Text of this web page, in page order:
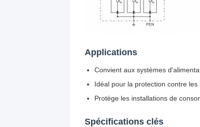
Applications
Convient aux systèmes
Idéal pour la protection contre
Protège les installations de
Spécifications clés